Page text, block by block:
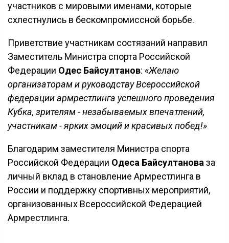
участников с мировыми именами, которые
схлестнулись в бескомпромиссной борьбе.
Приветствие участникам состязаний направил
Заместитель Министра спорта Российской
Федерации Одес Байсултанов: «Желаю
организаторам и руководству Всероссийской
федерации армрестлинга успешного проведения
Кубка, зрителям - незабываемых впечатлений,
участникам - ярких эмоций и красивых побед!»
Благодарим заместителя Министра спорта
Российской Федерации Одеса Байсултанова за
личный вклад в становление Армрестлинга в
России и поддержку спортивных мероприятий,
организованных Всероссийской Федерацией
Армрестлинга.